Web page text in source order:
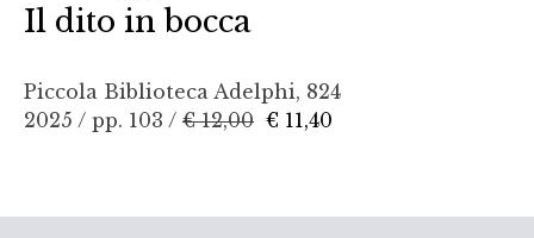
Il dito in bocca
Piccola Biblioteca Adelphi, 824
2025 / pp. 103 / € 12,00 € 11,40